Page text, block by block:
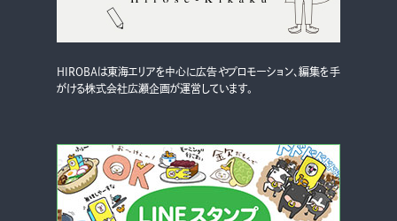
HIROBAは東海エリアを中心に広告やプロモーション、編集を手
がける株式会社広瀬企画が運営しています。